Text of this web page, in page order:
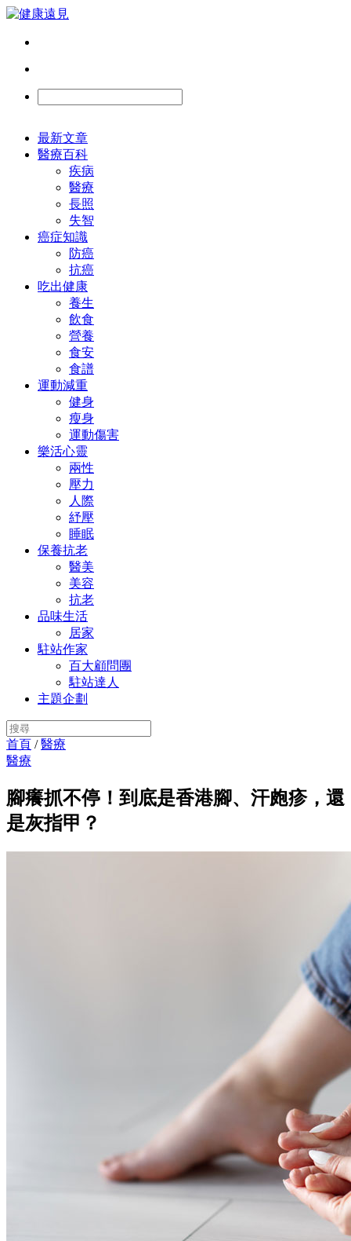
最新文章
醫療百科
疾病
醫療
長照
失智
癌症知識
防癌
抗癌
吃出健康
養生
飲食
營養
食安
食譜
運動減重
健身
瘦身
運動傷害
樂活心靈
兩性
壓力
人際
紓壓
睡眠
保養抗老
醫美
美容
抗老
品味生活
居家
駐站作家
百大顧問團
駐站達人
主題企劃
首頁 /醫療
醫療
腳癢抓不停！到底是香港腳、汗皰疹，還
是灰指甲？